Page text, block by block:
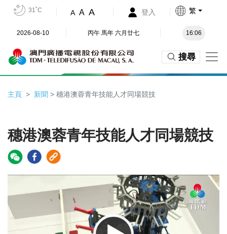
31˚C A A A 登入 繁
2026-08-10 丙午 馬年 六月廿七 16:06
搜尋
主頁 新聞 > 穗港澳蓉青年技能人才同場競技
穗港澳蓉青年技能人才同場競技
Player